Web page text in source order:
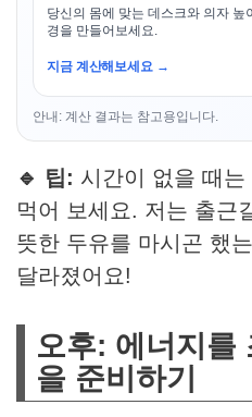
당신의 몸에 맞는 데스크와 의자
경을 만들어보세요.
지금 계산해보세요 →
안내: 계산 결과는 참고용입니다.
🔹 팁: 시간이 없을 때
먹어 보세요. 저는 출근
뜻한 두유를 마시곤 했
달라졌어요!
오후: 에너지를
을 준비하기